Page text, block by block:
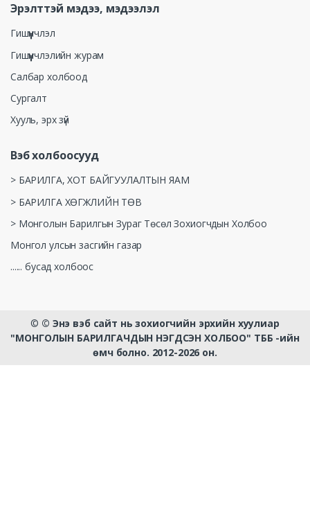
Эрэлттэй мэдээ, мэдээлэл
Гишүүнчлэл
Гишүүнчлэлийн журам
Салбар холбоод
Сургалт
Хууль, эрх зүй
Вэб холбоосууд
> БАРИЛГА, ХОТ БАЙГУУЛАЛТЫН ЯАМ
> БАРИЛГА ХӨГЖЛИЙН ТӨВ
> Монголын Барилгын Зураг Төсөл Зохиогчдын Холбоо
Монгол улсын засгийн газар
...... бусад холбоос
© © Энэ вэб сайт нь зохиогчийн эрхийн хуулиар
"МОНГОЛЫН БАРИЛГАЧДЫН НЭГДСЭН ХОЛБОО" ТББ -ийн
өмч болно. 2012-2026 он.